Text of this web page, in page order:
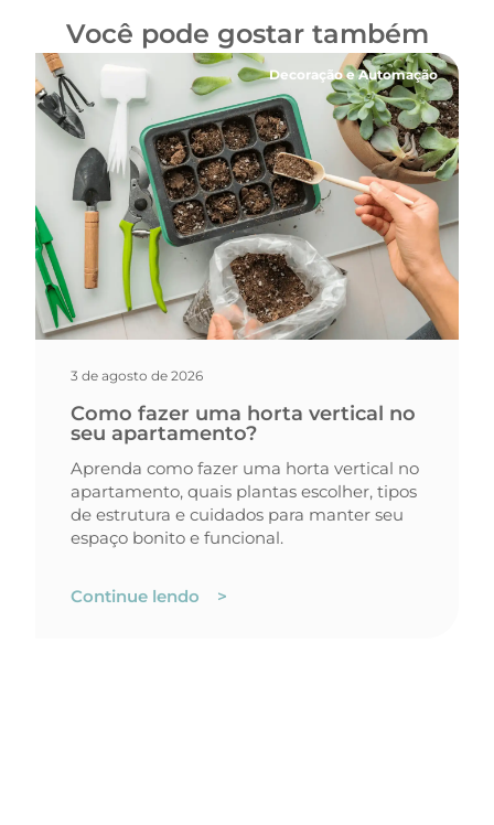
Você pode gostar também
Decoração e Automação
3 de agosto de 2026
Como fazer uma horta vertical no
seu apartamento?
Aprenda como fazer uma horta vertical no
apartamento, quais plantas escolher, tipos
de estrutura e cuidados para manter seu
espaço bonito e funcional.
Continue lendo >